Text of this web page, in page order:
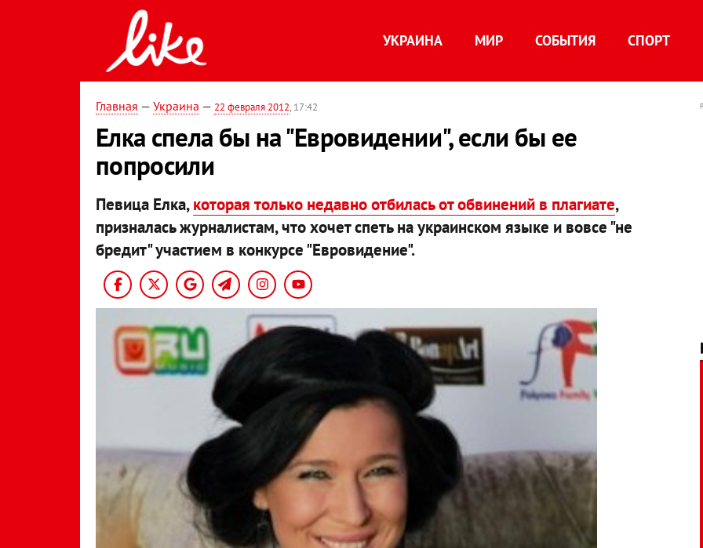
УКРАИНА МИР СОБЫТИЯ СПОРТ
Главная — Украина — 22 февраля 2012, 17:42
Елка спела бы на "Евровидении", если бы ее
попросили
Певица Елка,которая только недавно отбилась от обвинений в плагиате,
призналась журналистам, что хочет спеть на украинском языке и вовсе "не
бредит" участием в конкурсе "Евровидение".